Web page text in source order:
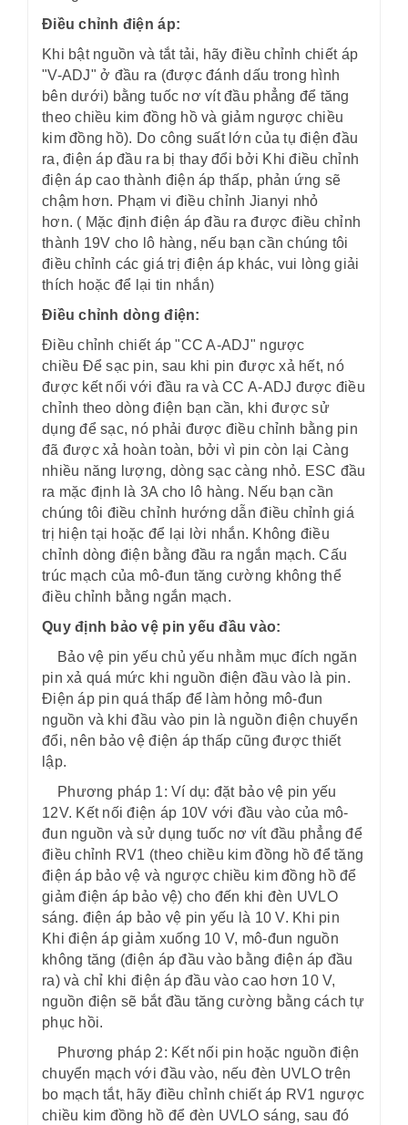
Điều chỉnh điện áp:
Khi bật nguồn và tắt tải, hãy điều chỉnh chiết áp
"V-ADJ" ở đầu ra (được đánh dấu trong hình
bên dưới) bằng tuốc nơ vít đầu phẳng để tăng
theo chiều kim đồng hồ và giảm ngược chiều
kim đồng hồ). Do công suất lớn của tụ điện đầu
ra, điện áp đầu ra bị thay đổi bởi Khi điều chỉnh
điện áp cao thành điện áp thấp, phản ứng sẽ
chậm hơn. Phạm vi điều chỉnh Jianyi nhỏ
hơn. ( Mặc định điện áp đầu ra được điều chỉnh
thành 19V cho lô hàng, nếu bạn cần chúng tôi
điều chỉnh các giá trị điện áp khác, vui lòng giải
thích hoặc để lại tin nhắn)
Điều chỉnh dòng điện:
Điều chỉnh chiết áp "CC A-ADJ" ngược
chiều Để sạc pin, sau khi pin được xả hết, nó
được kết nối với đầu ra và CC A-ADJ được điều
chỉnh theo dòng điện bạn cần, khi được sử
dụng để sạc, nó phải được điều chỉnh bằng pin
đã được xả hoàn toàn, bởi vì pin còn lại Càng
nhiều năng lượng, dòng sạc càng nhỏ. ESC đầu
ra mặc định là 3A cho lô hàng. Nếu bạn cần
chúng tôi điều chỉnh hướng dẫn điều chỉnh giá
trị hiện tại hoặc để lại lời nhắn. Không điều
chỉnh dòng điện bằng đầu ra ngắn mạch. Cấu
trúc mạch của mô-đun tăng cường không thể
điều chỉnh bằng ngắn mạch.
Quy định bảo vệ pin yếu đầu vào:
Bảo vệ pin yếu chủ yếu nhằm mục đích ngăn
pin xả quá mức khi nguồn điện đầu vào là pin.
Điện áp pin quá thấp để làm hỏng mô-đun
nguồn và khi đầu vào pin là nguồn điện chuyển
đổi, nên bảo vệ điện áp thấp cũng được thiết
lập.
Phương pháp 1: Ví dụ: đặt bảo vệ pin yếu
12V. Kết nối điện áp 10V với đầu vào của mô-
đun nguồn và sử dụng tuốc nơ vít đầu phẳng để
điều chỉnh RV1 (theo chiều kim đồng hồ để tăng
điện áp bảo vệ và ngược chiều kim đồng hồ để
giảm điện áp bảo vệ) cho đến khi đèn UVLO
sáng. điện áp bảo vệ pin yếu là 10 V. Khi pin
Khi điện áp giảm xuống 10 V, mô-đun nguồn
không tăng (điện áp đầu vào bằng điện áp đầu
ra) và chỉ khi điện áp đầu vào cao hơn 10 V,
nguồn điện sẽ bắt đầu tăng cường bằng cách tự
phục hồi.
Phương pháp 2: Kết nối pin hoặc nguồn điện
chuyển mạch với đầu vào, nếu đèn UVLO trên
bo mạch tắt, hãy điều chỉnh chiết áp RV1 ngược
chiều kim đồng hồ để đèn UVLO sáng, sau đó